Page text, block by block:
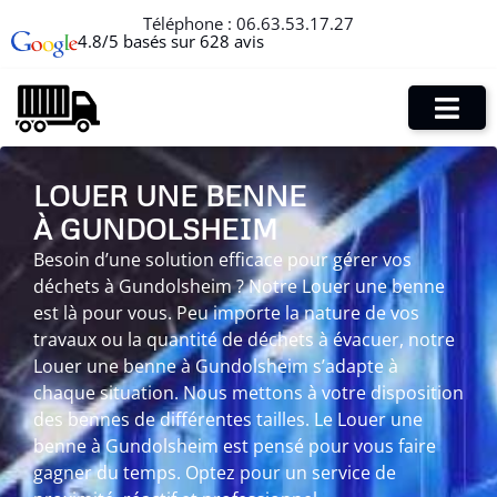
Téléphone : 06.63.53.17.27
4.8/5 basés sur 628 avis
LOUER UNE BENNE
À GUNDOLSHEIM
Besoin d’une solution efficace pour gérer vos
déchets à Gundolsheim ? Notre Louer une benne
est là pour vous. Peu importe la nature de vos
travaux ou la quantité de déchets à évacuer, notre
Louer une benne à Gundolsheim s’adapte à
chaque situation. Nous mettons à votre disposition
des bennes de différentes tailles. Le Louer une
benne à Gundolsheim est pensé pour vous faire
gagner du temps. Optez pour un service de